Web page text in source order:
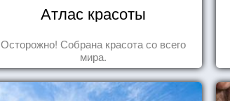
Атлас красоты
Осторожно! Собрана красота со всего
мира.